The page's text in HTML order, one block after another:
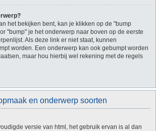
het bekijken bent, kan je klikken op de "bump
"bump" je het onderwerp naar boven op de eerste
Als deze link er niet staat, kunnen
worden. Een onderwerp kan ook gebumpt worden
maar hou hierbij wel rekening met de regels
en onderwerp soorten
versie van html, het gebruik ervan is al dan